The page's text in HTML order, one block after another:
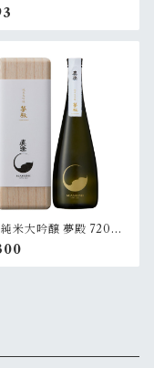
米大吟醸 夢殿 720ml
）